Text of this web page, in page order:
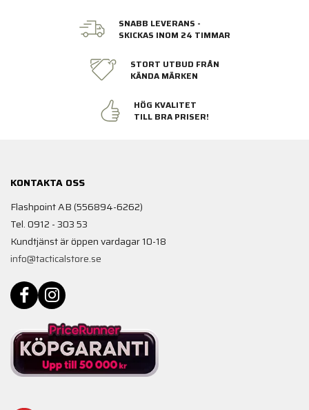
SNABB LEVERANS -
SKICKAS INOM 24 TIMMAR
STORT UTBUD FRÅN
KÄNDA MÄRKEN
HÖG KVALITET
TILL BRA PRISER!
KONTAKTA OSS
Flashpoint AB (556894-6262)
Tel. 0912 - 303 53
Kundtjänst är öppen vardagar 10-18
info@tacticalstore.se